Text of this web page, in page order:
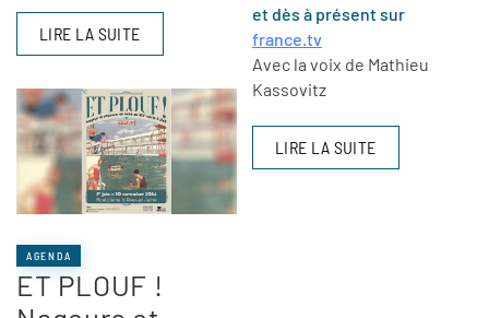
LIRE LA SUITE
AGENDA
ET PLOUF !
et dès à présent sur
france.tv
Avec la voix de Mathieu
Kassovitz
LIRE LA SUITE